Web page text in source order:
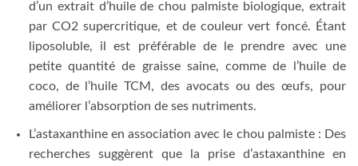
d’un extrait d’huile de chou palmiste biologique, extrait
par CO2 supercritique, et de couleur vert foncé. Étant
liposoluble, il est préférable de le prendre avec une
petite quantité de graisse saine, comme de l’huile de
coco, de l’huile TCM, des avocats ou des œufs, pour
améliorer l’absorption de ses nutriments.
L’astaxanthine en association avec le chou palmiste : Des
recherches suggèrent que la prise d’astaxanthine en